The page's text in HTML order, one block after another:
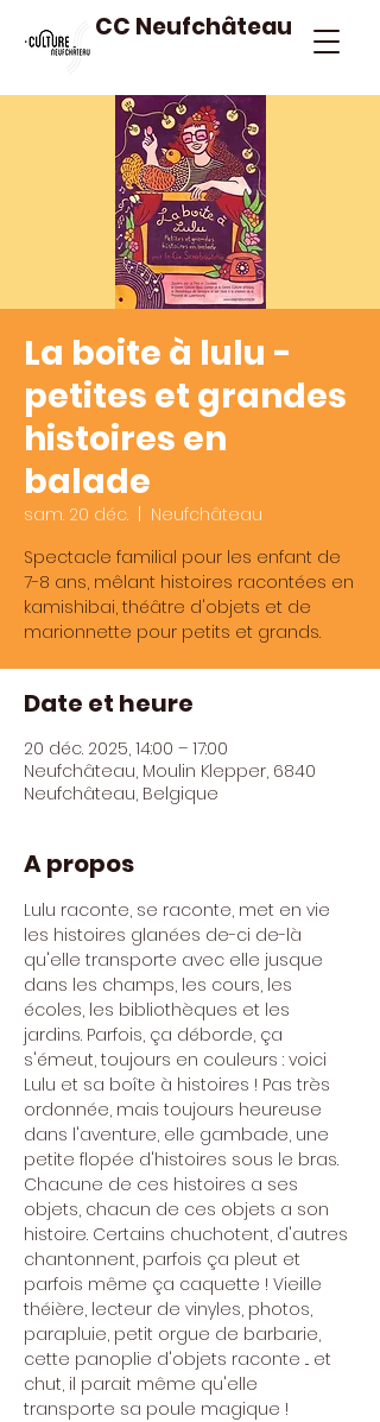
CC Neufchâteau
La boite à lulu -
petites et grandes
histoires en
balade
sam. 20 déc.
Neufchâteau
Spectacle familial pour les enfant de
7-8 ans, mêlant histoires racontées en
kamishibai, théâtre d'objets et de
marionnette pour petits et grands.
Date et heure
20 déc. 2025, 14:00 – 17:00
Neufchâteau, Moulin Klepper, 6840
Neufchâteau, Belgique
A propos
Lulu raconte, se raconte, met en vie
les histoires glanées de-ci de-là
qu'elle transporte avec elle jusque
dans les champs, les cours, les
écoles, les bibliothèques et les
jardins. Parfois, ça déborde, ça
s'émeut, toujours en couleurs : voici
Lulu et sa boîte à histoires ! Pas très
ordonnée, mais toujours heureuse
dans l'aventure, elle gambade, une
petite flopée d'histoires sous le bras.
Chacune de ces histoires a ses
objets, chacun de ces objets a son
histoire. Certains chuchotent, d'autres
chantonnent, parfois ça pleut et
parfois même ça caquette ! Vieille
théière, lecteur de vinyles, photos,
parapluie, petit orgue de barbarie,
cette panoplie d'objets raconte ... et
chut, il parait même qu'elle
transporte sa poule magique !